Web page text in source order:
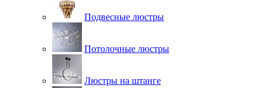
Подвесные люстры
Потолочные люстры
Люстры на штанге